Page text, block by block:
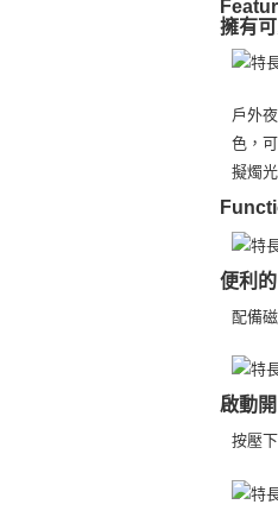
擁有
戶外
色，
擬燭
便利
配備
啟動
按壓